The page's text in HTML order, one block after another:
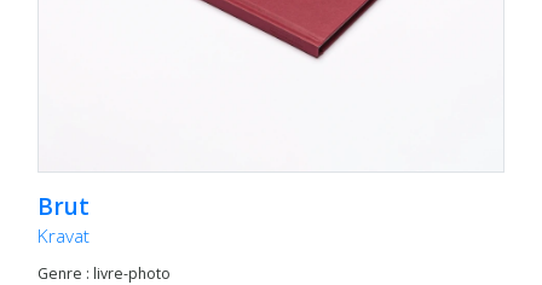
Brut
Kravat
Genre : livre-photo